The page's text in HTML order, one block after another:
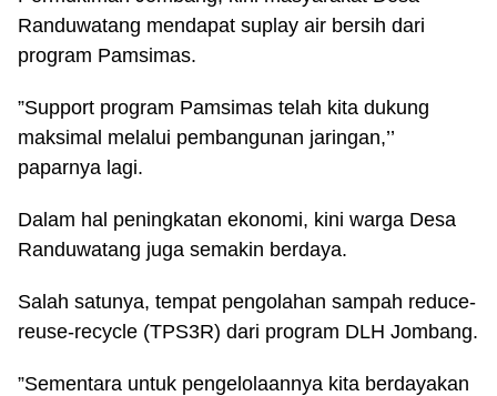
Randuwatang mendapat suplay air bersih dari
program Pamsimas.
”Support program Pamsimas telah kita dukung
maksimal melalui pembangunan jaringan,’’
paparnya lagi.
Dalam hal peningkatan ekonomi, kini warga Desa
Randuwatang juga semakin berdaya.
Salah satunya, tempat pengolahan sampah reduce-
reuse-recycle (TPS3R) dari program DLH Jombang.
”Sementara untuk pengelolaannya kita berdayakan